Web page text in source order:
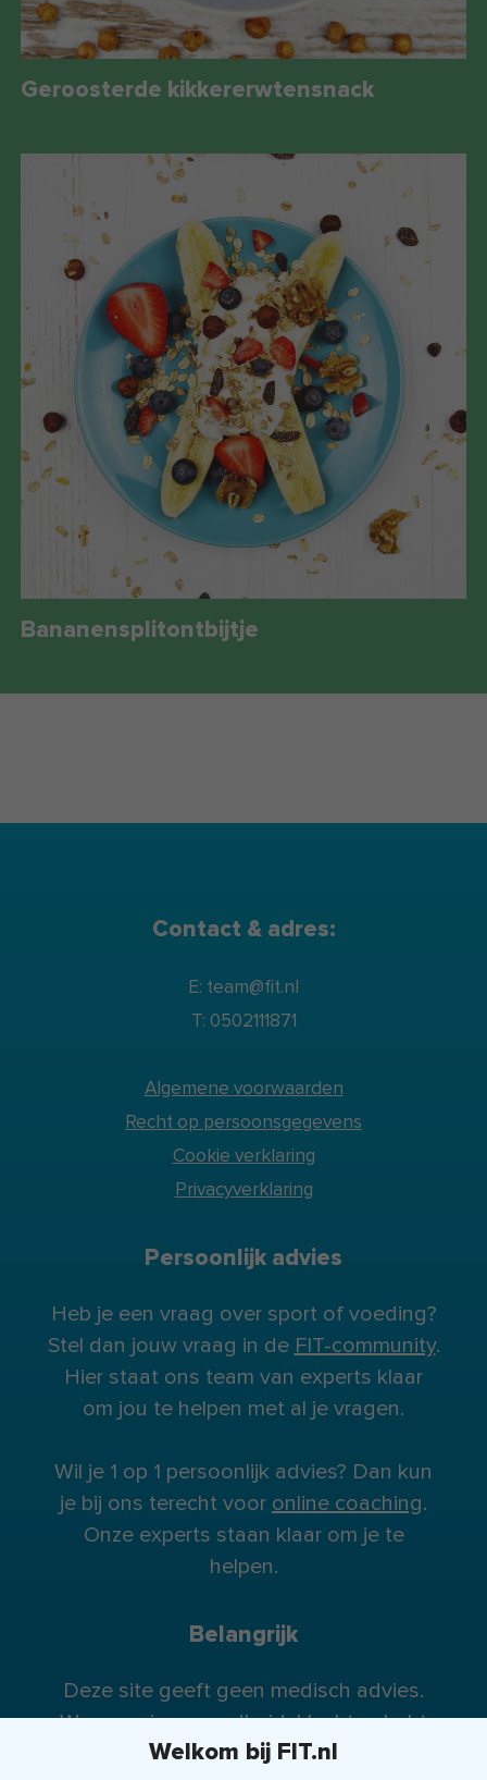
Geroosterde kikkererwtensnack
Bananensplitontbijtje
Contact & adres:
E: team@fit.nl
T: 0502111871
Algemene voorwaarden
Recht op persoonsgegevens
Cookie verklaring
Privacyverklaring
Persoonlijk advies
Heb je een vraag over sport of voeding?
Stel dan jouw vraag in de FIT-community.
Hier staat ons team van experts klaar
om jou te helpen met al je vragen.
Wil je 1 op 1 persoonlijk advies? Dan kun
je bij ons terecht voor online coaching.
Onze experts staan klaar om je te
helpen.
Belangrijk
Deze site geeft geen medisch advies.
Wanneer je gezondheidsklachten hebt
raden wij je te allen tijde aan contact op
Welkom bij FIT.nl